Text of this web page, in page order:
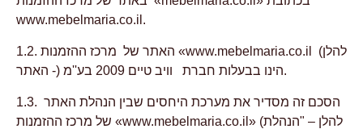
www.mebelmaria.co.il.
1.2. האתר של מרכז ההזמנות «www.mebelmaria.co.il (להלן
- האתר) הינו בבעלות חברת וויב טיים 2009 בע''מ.
1.3. הסכם זה מסדיר את מערכת היחסים שבין הנהלת האתר
של מרכז ההזמנות «www.mebelmaria.co.il» (להלן – "הנהלת